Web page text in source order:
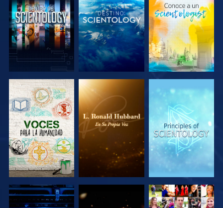
EXPLORA LAS
SERIES
EXPLORA LAS
SERIES
EXPLORA LAS
SERIES